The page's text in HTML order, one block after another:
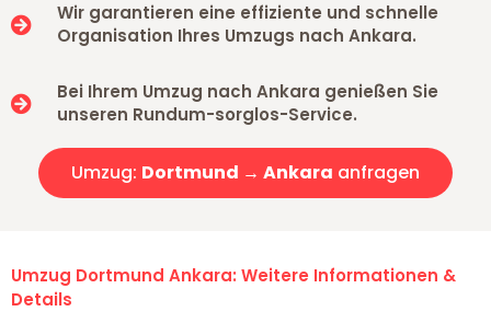
Wir garantieren eine effiziente und schnelle
Organisation Ihres Umzugs nach Ankara.
Bei Ihrem Umzug nach Ankara genießen Sie
unseren Rundum-sorglos-Service.
Umzug: Dortmund → Ankara anfragen
Umzug Dortmund Ankara: Weitere Informationen &
Details